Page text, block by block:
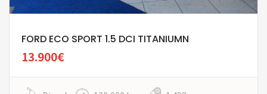
FORD ECO SPORT 1.5 DCI TITANIUMN
13.900€